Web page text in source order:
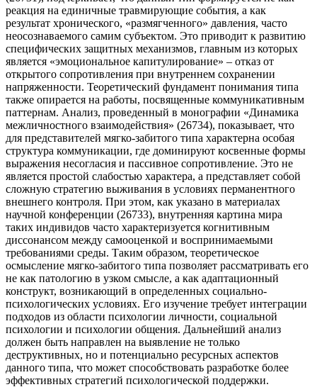
реакция на единичные травмирующие события, а как
результат хронического, «размягченного» давления, часто
неосознаваемого самим субъектом. Это приводит к развитию
специфических защитных механизмов, главным из которых
является «эмоциональное капитулирование» – отказ от
открытого сопротивления при внутреннем сохранении
напряженности. Теоретический фундамент понимания типа
также опирается на работы, посвященные коммуникативным
паттернам. Анализ, проведенный в монографии «Динамика
межличностного взаимодействия» (26734), показывает, что
для представителей мягко-забитого типа характерна особая
структура коммуникации, где доминируют косвенные формы
выражения несогласия и пассивное сопротивление. Это не
является простой слабостью характера, а представляет собой
сложную стратегию выживания в условиях перманентного
внешнего контроля. При этом, как указано в материалах
научной конференции (26733), внутренняя картина мира
таких индивидов часто характеризуется когнитивным
диссонансом между самооценкой и воспринимаемыми
требованиями среды. Таким образом, теоретическое
осмысление мягко-забитого типа позволяет рассматривать его
не как патологию в узком смысле, а как адаптационный
конструкт, возникающий в определенных социально-
психологических условиях. Его изучение требует интеграции
подходов из области психологии личности, социальной
психологии и психологии общения. Дальнейший анализ
должен быть направлен на выявление не только
деструктивных, но и потенциально ресурсных аспектов
данного типа, что может способствовать разработке более
эффективных стратегий психологической поддержки.